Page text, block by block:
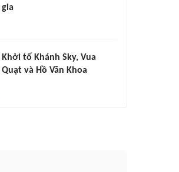
gia
Khởi tố Khánh Sky, Vua
Quạt và Hồ Văn Khoa